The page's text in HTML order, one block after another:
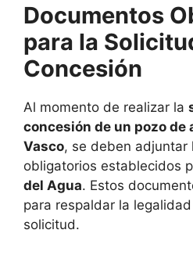
Documentos
para la
Concesión
Al momento de realizar la
concesión de un pozo de
Vasco, se deben adjuntar
obligatorios establecidos
del Agua. Estos
para respaldar la
solicitud.